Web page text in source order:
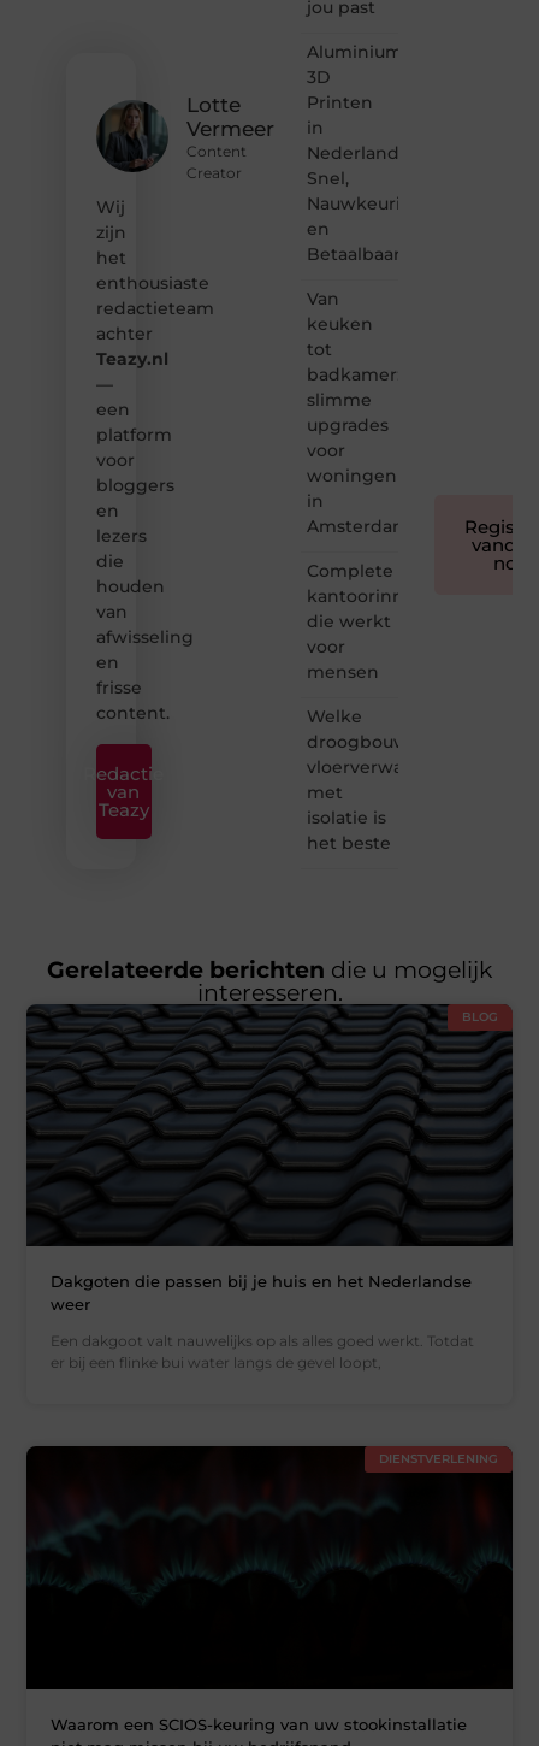
Lotte
Vermeer
Content
Creator
Wij
zijn
het
enthousiaste
redactieteam
achter
Teazy.nl
—
een
platform
voor
bloggers
en
lezers
die
houden
van
afwisseling
en
frisse
content.
Redactie
van
Teazy
jou past
Aluminium
3D
Printen
in
Nederland:
Snel,
Nauwkeurig
en
Betaalbaar
Van
keuken
tot
badkamer:
slimme
upgrades
voor
woningen
in
Amsterdam
Complete
kantoorinrichting
die werkt
voor
mensen
Welke
droogbouw
vloerverwarming
met
isolatie is
het beste
nog
Gerelateerde berichten die u mogelijk
interesseren.
BLOG
Dakgoten die passen bij je huis en het Nederlandse
weer
Een dakgoot valt nauwelijks op als alles goed werkt. Totdat
er bij een flinke bui water langs de gevel loopt,
DIENSTVERLENING
Waarom een SCIOS-keuring van uw stookinstallatie